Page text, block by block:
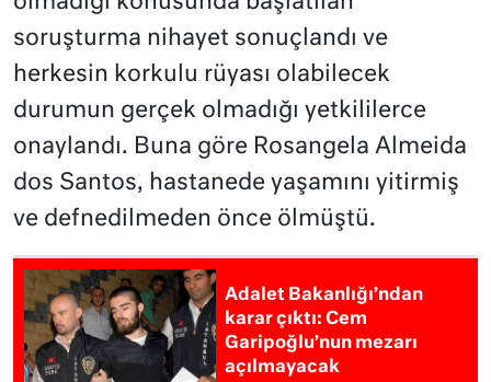
soruşturma nihayet sonuçlandı ve
herkesin korkulu rüyası olabilecek
durumun gerçek olmadığı yetkililerce
onaylandı. Buna göre Rosangela Almeida
dos Santos, hastanede yaşamını yitirmiş
ve defnedilmeden önce ölmüştü.
Adalet Bakanlığı’ndan
karar çıktı: Cem
Garipoğlu’nun mezarı
açılmayacak